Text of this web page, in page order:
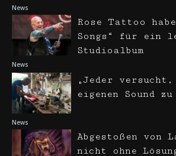
News
News
Rose Tattoo
Songs“ für ein
Studioalbum
News
„Jeder versucht,
eigenen Sound
Abgestoßen von
nicht ohne